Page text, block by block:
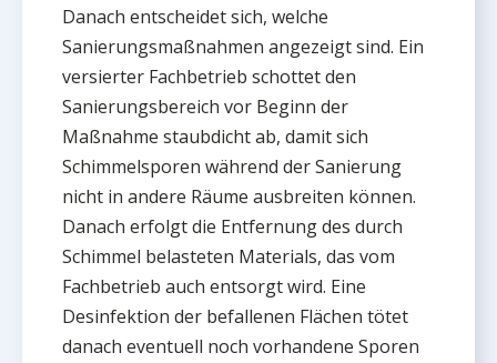
Danach entscheidet sich, welche
Sanierungsmaßnahmen angezeigt sind. Ein
versierter Fachbetrieb schottet den
Sanierungsbereich vor Beginn der
Maßnahme staubdicht ab, damit sich
Schimmelsporen während der Sanierung
nicht in andere Räume ausbreiten können.
Danach erfolgt die Entfernung des durch
Schimmel belasteten Materials, das vom
Fachbetrieb auch entsorgt wird. Eine
Desinfektion der befallenen Flächen tötet
danach eventuell noch vorhandene Sporen